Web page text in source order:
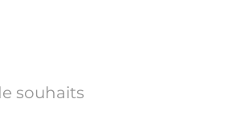
souhaits